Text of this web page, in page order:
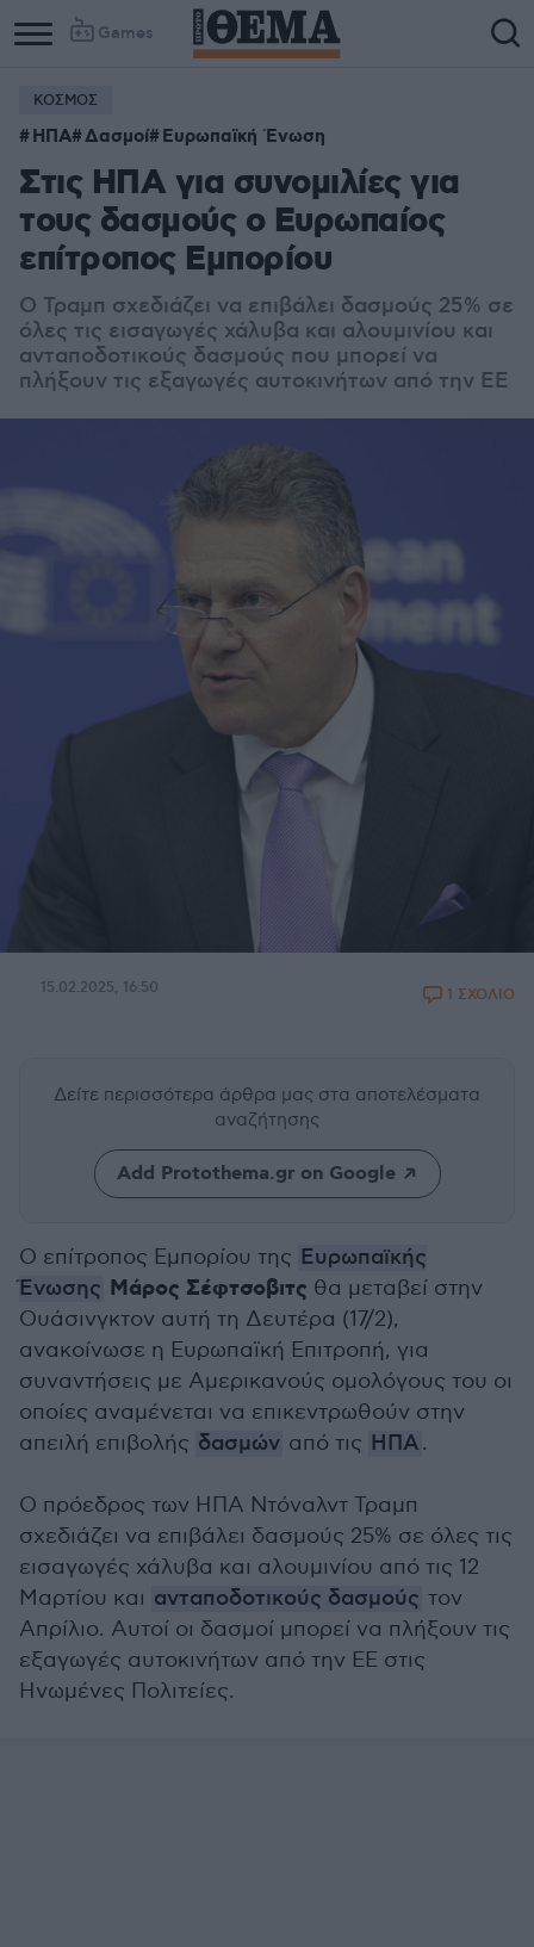
Games
ΚΟΣΜΟΣ
ΗΠΑ Δασμοί Ευρωπαϊκή Ένωση
Στις ΗΠΑ για συνομιλίες για
τους δασμούς ο Ευρωπαίος
επίτροπος Εμπορίου
Ο Τραμπ σχεδιάζει να επιβάλει δασμούς 25% σε
όλες τις εισαγωγές χάλυβα και αλουμινίου και
ανταποδοτικούς δασμούς που μπορεί να
πλήξουν τις εξαγωγές αυτοκινήτων από την ΕΕ
15.02.2025, 16:50 1 ΣΧΟΛΙΟ
Δείτε περισσότερα άρθρα μας στα αποτελέσματα
αναζήτησης
Add Protothema.gr on Google
Ο επίτροπος Εμπορίου της Ευρωπαϊκής
Ένωσης Μάρος Σέφτσοβιτς θα μεταβεί στην
Ουάσινγκτον αυτή τη Δευτέρα (17/2),
ανακοίνωσε η Ευρωπαϊκή Επιτροπή, για
συναντήσεις με Αμερικανούς ομολόγους του οι
οποίες αναμένεται να επικεντρωθούν στην
απειλή επιβολής δασμών από τις ΗΠΑ.
Ο πρόεδρος των ΗΠΑ Ντόναλντ Τραμπ
σχεδιάζει να επιβάλει δασμούς 25% σε όλες τις
εισαγωγές χάλυβα και αλουμινίου από τις 12
Μαρτίου και ανταποδοτικούς δασμούς τον
Απρίλιο. Αυτοί οι δασμοί μπορεί να πλήξουν τις
εξαγωγές αυτοκινήτων από την ΕΕ στις
Ηνωμένες Πολιτείες.